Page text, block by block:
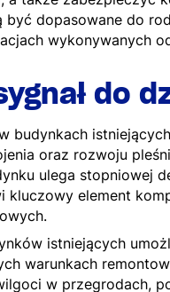
dopasowane do
wykonywanych
do
budynkach
oraz rozwoju
ulega stopniowej
element
istniejących
warunkach
w przegrodach,